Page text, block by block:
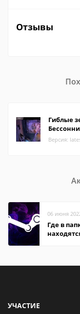
Отзывы
Гиблые
Версия:
06 июня
Где в
УЧАСТИЕ